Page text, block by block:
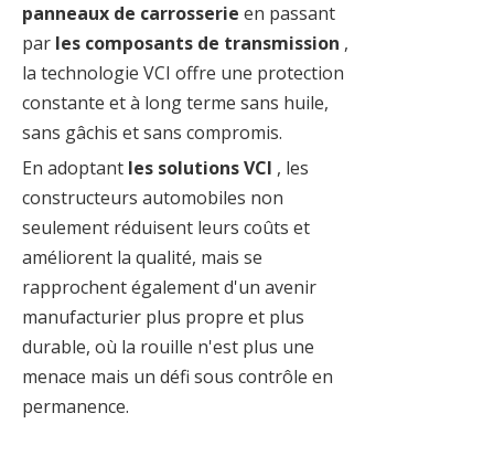
panneaux de carrosserie en passant
par les composants de transmission ,
la technologie VCI offre une protection
constante et à long terme sans huile,
sans gâchis et sans compromis.
En adoptant les solutions VCI , les
constructeurs automobiles non
seulement réduisent leurs coûts et
améliorent la qualité, mais se
rapprochent également d'un avenir
manufacturier plus propre et plus
durable, où la rouille n'est plus une
menace mais un défi sous contrôle en
permanence.